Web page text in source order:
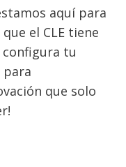
aquí para
el CLE tiene
configura tu
para
que solo